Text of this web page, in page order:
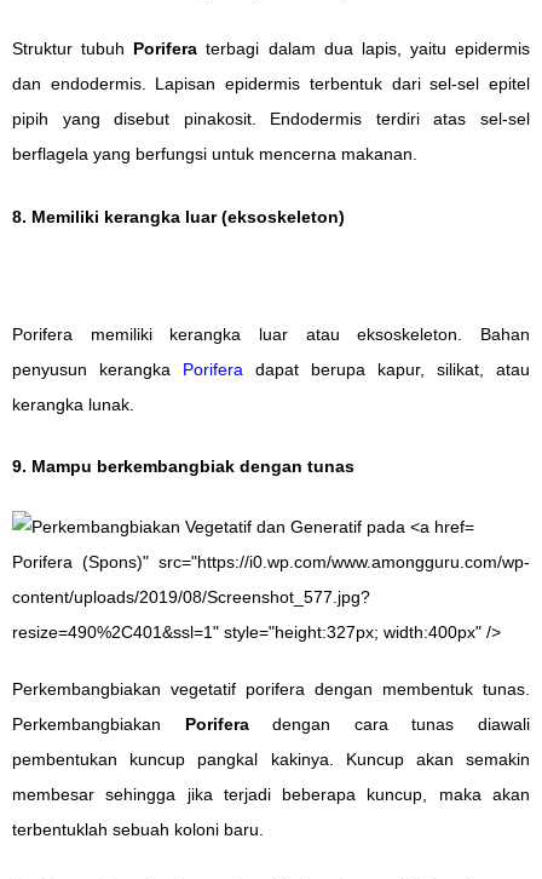
Struktur tubuh Porifera terbagi dalam dua lapis, yaitu epidermis
dan endodermis. Lapisan epidermis terbentuk dari sel-sel epitel
pipih yang disebut pinakosit. Endodermis terdiri atas sel-sel
berflagela yang berfungsi untuk mencerna makanan.
8. Memiliki kerangka luar (eksoskeleton)
Porifera memiliki kerangka luar atau eksoskeleton. Bahan
penyusun kerangka Porifera dapat berupa kapur, silikat, atau
kerangka lunak.
9. Mampu berkembangbiak dengan tunas
Porifera (Spons)" src="https://i0.wp.com/www.amongguru.com/wp-
content/uploads/2019/08/Screenshot_577.jpg?
resize=490%2C401&ssl=1" style="height:327px; width:400px" />
Perkembangbiakan vegetatif porifera dengan membentuk tunas.
Perkembangbiakan Poriferadengan cara tunas diawali
pembentukan kuncup pangkal kakinya. Kuncup akan semakin
membesar sehingga jika terjadi beberapa kuncup, maka akan
terbentuklah sebuah koloni baru.